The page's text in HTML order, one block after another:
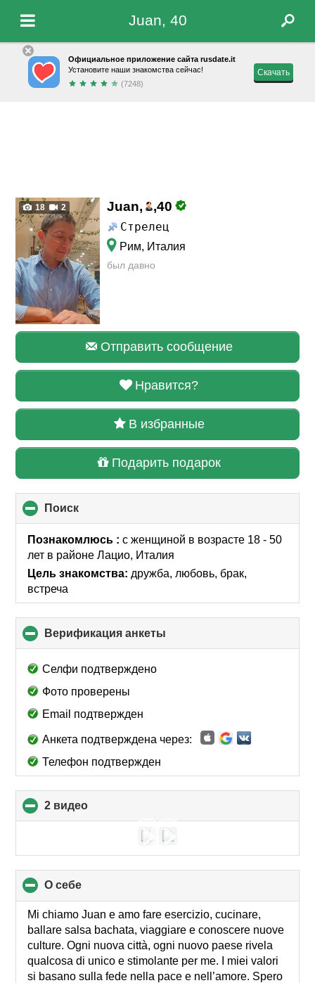
Juan, 40
Официальное приложение сайта rusdate.it
Установите наши знакомства сейчас!
(7248)
Скачать
18 2 Juan, ,40
Стрелец
Рим, Италия
был давно
Отправить сообщение
Нравится?
В избранные
Подарить подарок
Поиск
to
collapse
contents
Познакомлюсь :с женщиной в возрасте 18 - 50
лет в районе Лацио, Италия
Цель знакомства: дружба, любовь, брак,
встреча
Верификация анкеты
to
Селфи подтверждено
Фото проверены
Email подтвержден
Анкета подтверждена через:
Телефон подтвержден
2 видео
to
О себе
to
collapse
contents
Mi chiamo Juan e amo fare esercizio, cucinare,
ballare salsa bachata, viaggiare e conoscere nuove
culture. Ogni nuova città, ogni nuovo paese rivela
qualcosa di unico e stimolante per me. I miei valori
si basano sulla fede nella pace e nell’amore. Spero